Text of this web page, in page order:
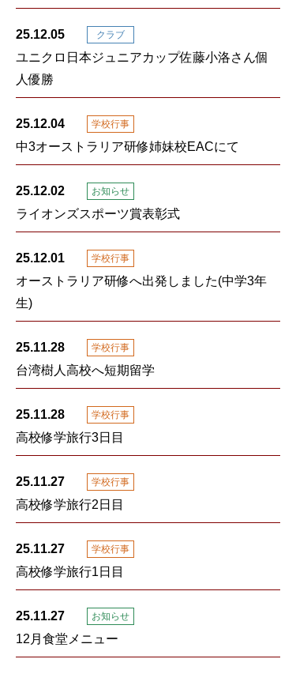
クラブ
25.12.05
ユニクロ日本ジュニアカップ佐藤小洛さん個
人優勝
学校行事
25.12.04
中3オーストラリア研修姉妹校EACにて
お知らせ
25.12.02
ライオンズスポーツ賞表彰式
学校行事
25.12.01
オーストラリア研修へ出発しました(中学3年
生)
学校行事
25.11.28
台湾樹人高校へ短期留学
学校行事
25.11.28
高校修学旅行3日目
学校行事
25.11.27
高校修学旅行2日目
学校行事
25.11.27
高校修学旅行1日目
お知らせ
25.11.27
12月食堂メニュー